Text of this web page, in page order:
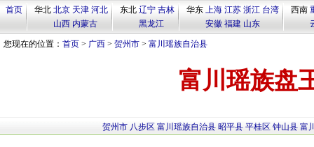
首页 华北 北京 天津 河北
山西 内蒙古
东北 辽宁 吉林
黑龙江
华东 上海 江苏 浙江 台湾
安徽 福建 山东
西南
您现在的位置： 首页 > 广西 > 贺州市 > 富川瑶族自治县
富川瑶族盘
贺州市 八步区 富川瑶族自治县 昭平县 平桂区 钟山县 富